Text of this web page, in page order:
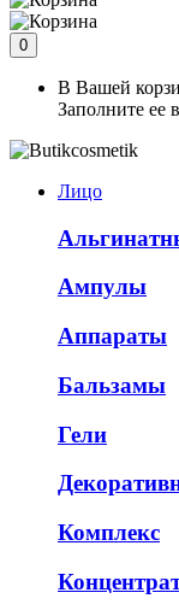
0
В Вашей
Заполните ее
Лицо
Ампулы
Аппараты
Бальзамы
Гели
Комплекс